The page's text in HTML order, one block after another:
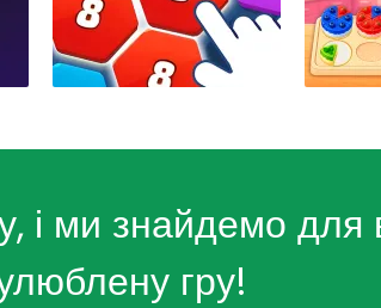
і ми знайдемо для
гру!